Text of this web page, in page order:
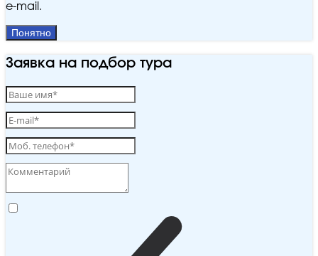
e‑mail.
Понятно
Заявка на подбор тура